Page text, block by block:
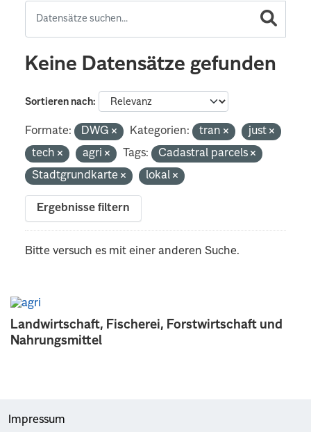
Landwirtschaft, Fischerei, Forstwirtschaft und
Nahrungsmittel
Keine Datensätze gefunden
Sortieren nach
Formate: DWG Kategorien: tran
just
tech
agri Tags:
Cadastral parcels
Stadtgrundkarte
lokal
Ergebnisse filtern
Bitte versuch es mit einer anderen Suche.
Impressum